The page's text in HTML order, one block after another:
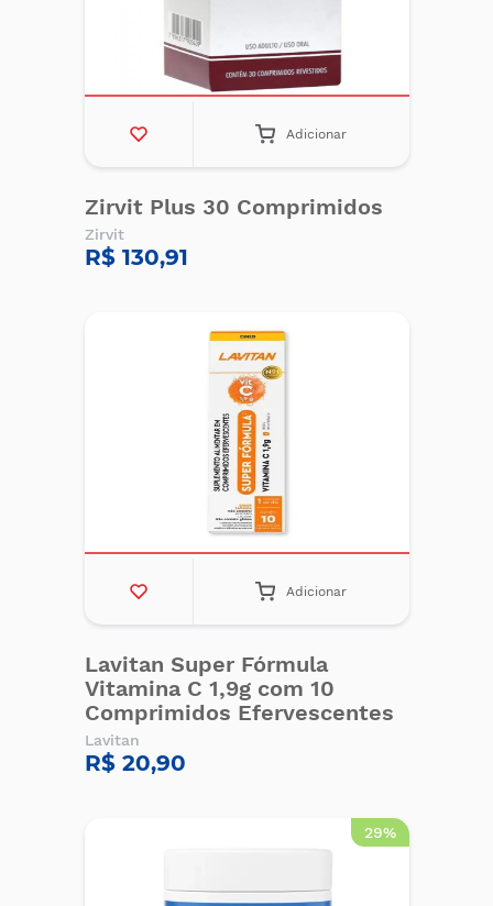
Adicionar
Zirvit Plus 30 Comprimidos
Zirvit
R$ 130,91
Adicionar
Lavitan Super Fórmula
Vitamina C 1,9g com 10
Comprimidos Efervescentes
Lavitan
R$ 20,90
29%